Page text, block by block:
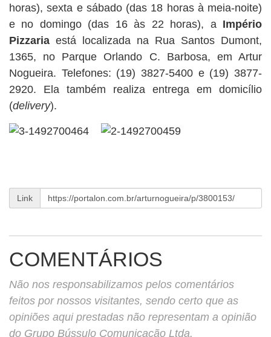
horas), sexta e sábado (das 18 horas à meia-noite)
e no domingo (das 16 às 22 horas), a Império
Pizzaria está localizada na Rua Santos Dumont,
1365, no Parque Orlando C. Barbosa, em Artur
Nogueira. Telefones: (19) 3827-5400 e (19) 3877-
2920. Ela também realiza entrega em domicílio
(delivery).
Link
COMENTÁRIOS
Não nos responsabilizamos pelos comentários
feitos por nossos visitantes, sendo certo que as
opiniões aqui prestadas não representam a opinião
do Grupo Bússulo Comunicação Ltda.